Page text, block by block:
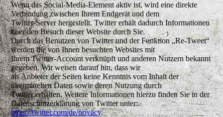
Wenn das Social-Media-Element aktiv ist, wird eine direkte
Verbindung zwischen Ihrem Endgerät und dem
Twitter-Server hergestellt. Twitter erhält dadurch Informationen
über den Besuch dieser Website durch Sie.
Durch das Benutzen von Twitter und der Funktion „Re-Tweet“
werden die von Ihnen besuchten Websites mit
Ihrem Twitter-Account verknüpft und anderen Nutzern bekannt
gegeben. Wir weisen darauf hin, dass wir
als Anbieter der Seiten keine Kenntnis vom Inhalt der
übermittelten Daten sowie deren Nutzung durch
Twitter erhalten. Weitere Informationen hierzu finden Sie in der
Datenschutzerklärung von Twitter unter:
https://twitter.com/de/privacy.